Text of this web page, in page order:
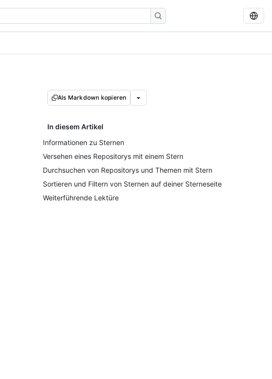
Als Markdown kopieren
In diesem Artikel
Informationen zu Sternen
Versehen eines Repositorys mit einem Stern
Durchsuchen von Repositorys und Themen mit Stern
Sortieren und Filtern von Sternen auf deiner Sterneseite
Weiterführende Lektüre